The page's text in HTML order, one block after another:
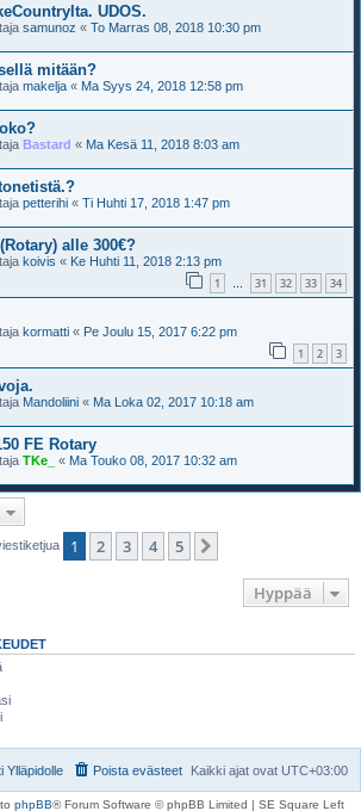
UDOS.
samunoz « To Marras 08, 2018 10:30 pm
mitään?
makelja « Ma Syys 24, 2018 12:58 pm
Bastard « Ma Kesä 11, 2018 8:03 am
petterihi « Ti Huhti 17, 2018 1:47 pm
alle 300€?
koivis « Ke Huhti 11, 2018 2:13 pm
1 … 31 32 33 34
kormatti « Pe Joulu 15, 2017 6:22 pm
1 2 3
Mandoliini « Ma Loka 02, 2017 10:18 am
FE Rotary
TKe_ « Ma Touko 08, 2017 10:32 am
1 2 3 4 5
Hyppää
Kaikki ajat ovat UTC+03:00
Poista evästeet
Ylläpidolle
phpBB® Forum Software © phpBB Limited | SE Square Left